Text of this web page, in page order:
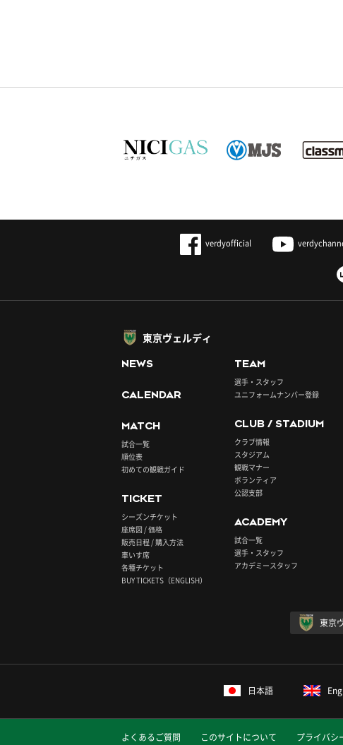
verdyofficial
東京ヴェルディ
NEWS
CALENDAR
MATCH
試合一覧
順位表
初めての観戦ガイド
TICKET
シーズンチケット
座席図 / 価格
販売日程 / 購入方法
車いす席
各種チケット
BUY TICKETS（ENGLISH）
TEAM
選手・スタッフ
ユニフォームナンバー登録
CLUB / STADIUM
クラブ情報
スタジアム
観戦マナー
ボランティア
公認支部
ACADEMY
試合一覧
選手・スタッフ
アカデミースタッフ
東京
日本語
よくあるご質問 このサイトについて プライバシ